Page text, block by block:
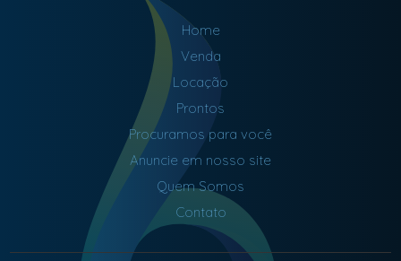
Home
Venda
Locação
Prontos
Procuramos para você
Anuncie em nosso site
Quem Somos
Contato